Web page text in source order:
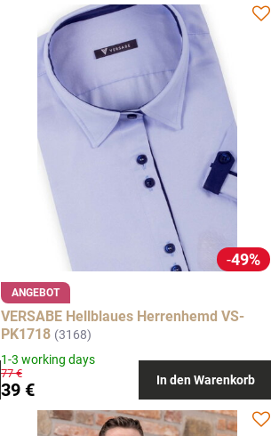
49%
ANGEBOT
VERSABE Hellblaues Herrenhemd VS-
PK1718 (3168)
1-3 working days
39 €
77 € In den Warenkorb